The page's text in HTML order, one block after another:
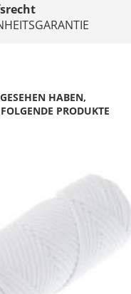
HABEN,
PRODUKTE